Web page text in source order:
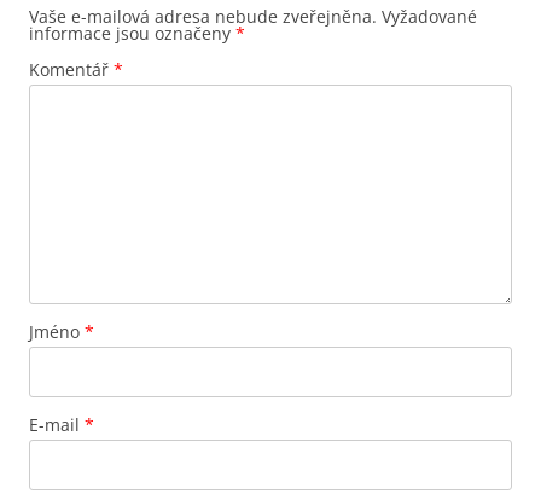
Vaše e-mailová adresa nebude zveřejněna. Vyžadované
informace jsou označeny *
Komentář *
Jméno *
E-mail *